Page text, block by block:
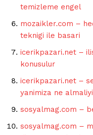
temizleme engel
mozaikler.com –
teknigi ile basari
icerikpazari.net –
konusulur
icerikpazari.net –
yanimiza ne
sosyalmag.com –
sosyalmag.com –